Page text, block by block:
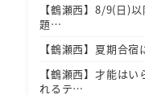
【鶴瀬西】8/9(日)
題…
【鶴瀬西】夏期合
【鶴瀬西】才能は
れるテ…